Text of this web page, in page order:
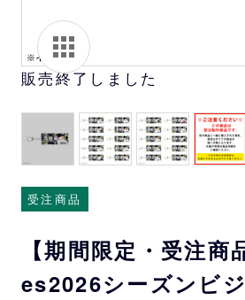
販売終了しました
受注商品
【期間限定・受注
es2026シーズンビ